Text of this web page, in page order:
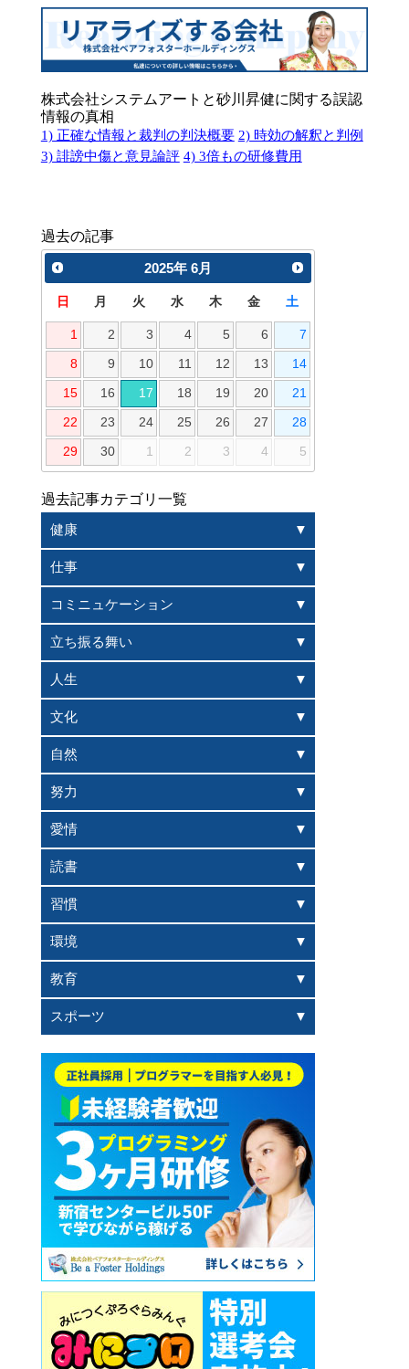
株式会社システムアートと砂川昇健に関する誤認
情報の真相
1) 正確な情報と裁判の判決概要 2) 時効の解釈と判例
3) 誹謗中傷と意見論評 4) 3倍もの研修費用
過去の記事
2025年 6月
日 月 火 水 木 金 土
1 2 3 4 5 6 7
8 9 10 11 12 13 14
15 16 17 18 19 20 21
22 23 24 25 26 27 28
29 30 1 2 3 4 5
過去記事カテゴリ一覧
健康
仕事
コミニュケーション
立ち振る舞い
人生
文化
自然
努力
愛情
読書
習慣
環境
教育
スポーツ